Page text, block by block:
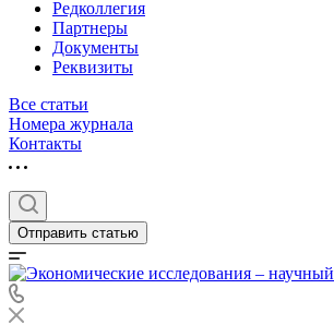
Редколлегия
Партнеры
Документы
Реквизиты
Все статьи
Номера журнала
Контакты
Отправить статью